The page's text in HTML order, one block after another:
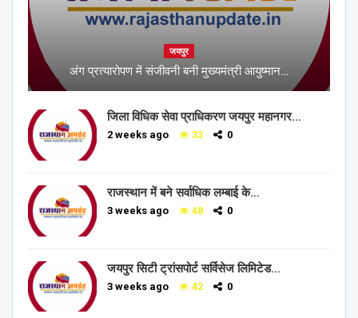
जयपुर
अंग प्रत्यारोपण में संजीवनी बनी मुख्यमंत्री आयुष्मान…
जिला विधिक सेवा प्राधिकरण जयपुर महानगर…
2 weeks ago 33 0
राजस्थान में बने सर्वाधिक लम्बाई के…
3 weeks ago 48 0
जयपुर सिटी ट्रांसपोर्ट सर्विसेज लिमिटेड…
3 weeks ago 42 0